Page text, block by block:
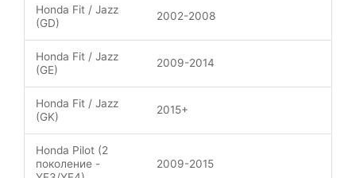
Honda Fit / Jazz
(GD)
2002-2008
Honda Fit / Jazz
(GE)
2009-2014
Honda Fit / Jazz
(GK)
2015+
Honda Pilot (2
поколение -
2009-2015